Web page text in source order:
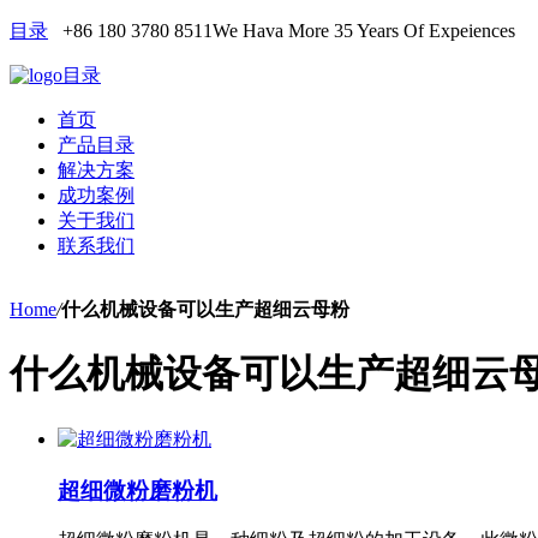
目录 +86 180 3780 8511We Hava More 35 Years Of Expeiences
目录
首页
产品目录
解决方案
成功案例
关于我们
联系我们
Home/什么机械设备可以生产超细云母粉
什么机械设备可以生产超细云
超细微粉磨粉机